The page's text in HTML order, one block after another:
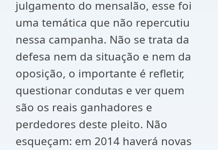
julgamento do mensalão, esse foi
uma temática que não repercutiu
nessa campanha. Não se trata da
defesa nem da situação e nem da
oposição, o importante é refletir,
questionar condutas e ver quem
são os reais ganhadores e
perdedores deste pleito. Não
esqueçam: em 2014 haverá novas